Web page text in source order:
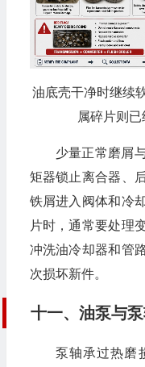
油底壳干净时继续
属碎片则已
少量正常磨屑
矩器锁止离合器、
铁屑进入阀体和冷
片时，通常要处理
冲洗油冷却器和管
次损坏新件。
十一、油泵与
泵轴承过热磨